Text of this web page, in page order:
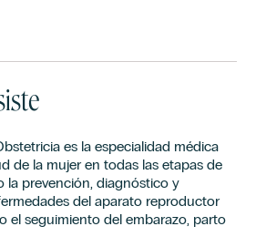
es la especialidad médica
de la mujer en todas las etapas de
la prevención, diagnóstico y
del aparato reproductor
el seguimiento del embarazo, parto